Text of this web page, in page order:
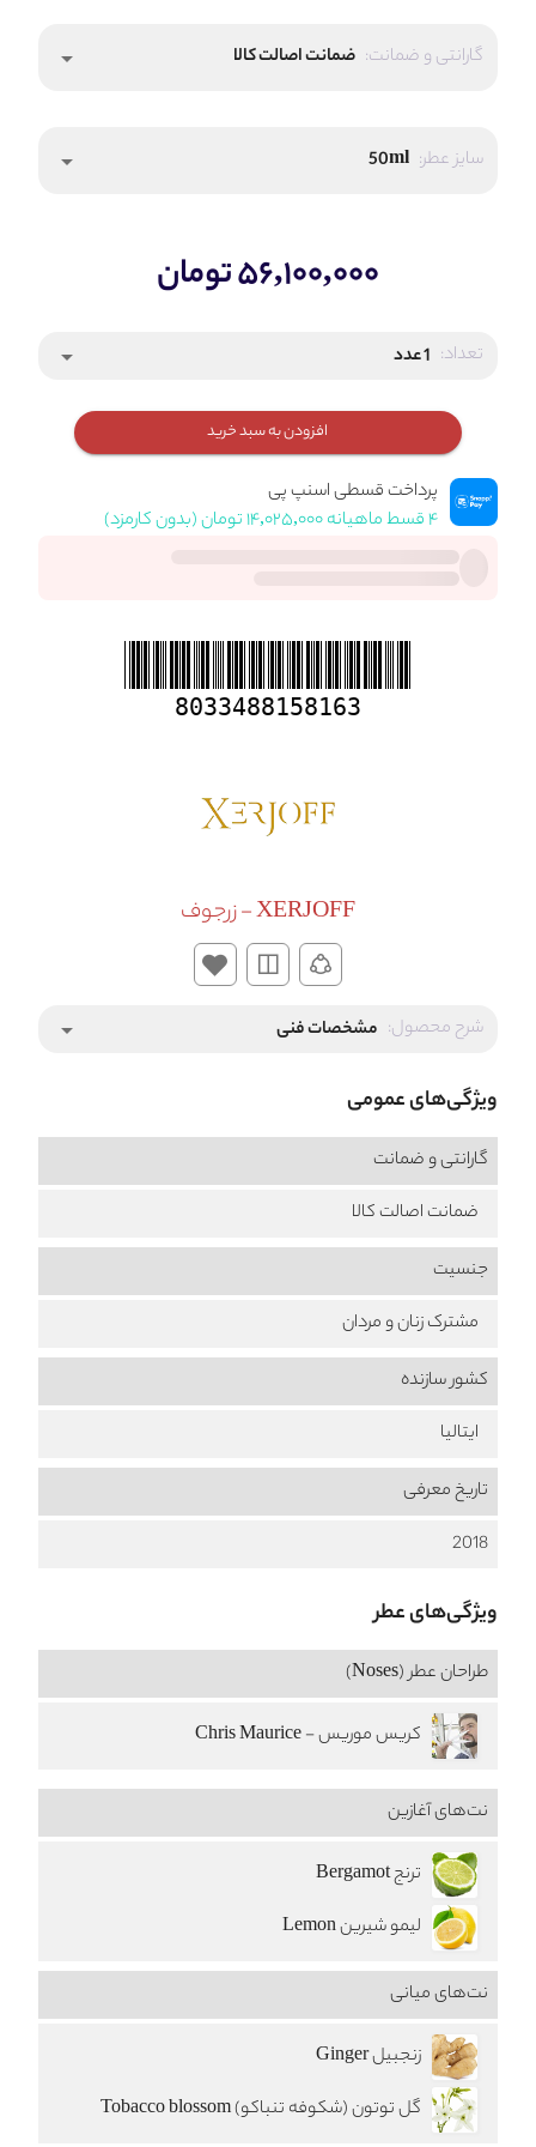
گارانتی و ضمانت: ضمانت اصالت کالا arrow_drop_down
سایز عطر: 50ml
arrow_drop_down
۵۶,۱۰۰,۰۰۰ تومان
تعداد: 1 عدد arrow_drop_down
افزودن به سبد خرید
پرداخت قسطی اسنپ پی
۴ قسط ماهیانه ۱۴,۰۲۵,۰۰۰ تومان (بدون کارمزد)
8033488158163
XERJOFF - زرجوف
شرح محصول: مشخصات فنی arrow_drop_down
ویژگی‌های عمومی
گارانتی و ضمانت
ضمانت اصالت کالا
جنسیت
مشترک زنان و مردان
کشور سازنده
ایتالیا
تاریخ معرفی
2018
ویژگی‌های عطر
طراحان عطر (Noses)
کریس موریس - Chris Maurice
نت‌های آغازین
ترنج Bergamot
لیمو شیرین Lemon
نت‌های میانی
زنجبیل Ginger
گل توتون (شکوفه تنباکو) Tobacco blossom